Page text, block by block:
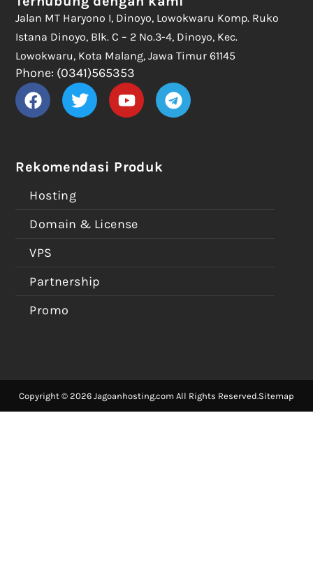
Rekomendasi Produk
Hosting
Domain & License
VPS
Partnership
Promo
Jalan MT Haryono I, Dinoyo, Lowokwaru Komp. Ruko
Istana Dinoyo, Blk. C – 2 No.3-4, Dinoyo, Kec.
Lowokwaru, Kota Malang, Jawa Timur 61145
Phone: (0341)565353
Copyright © 2026 Jagoanhosting.com All Rights Reserved.Sitemap